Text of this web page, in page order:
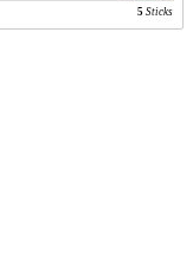
5 Sticks